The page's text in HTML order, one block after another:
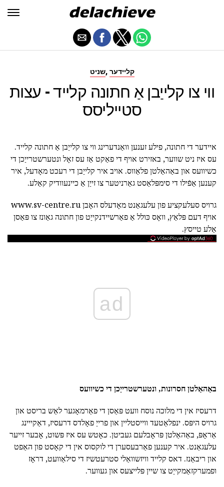
שניט, קליידער
ווי צו קלייַבן אַ חתונה קלייד - עצות
סטייליסס
איידער די חתונה, פילע זענען וואַנדערינג ווי צו קלייַבן אַ חתונה קלייד.
עס איז ניט שווער, באזירט אויף די פאַקט אַז עס זאָל ונטערשטרייַכן די
כשיוועס און באַהאַלטן פלאַווס. אויב איר קלייַבן די רעכט מאָדעל, איר
קענען אַפֿילו די סימפּלאַסט גאַרניטער צו זייַן אַ כיינעוודיק קאַלע.
גרויס סעלעקציע פון עלעגאַנט מאָדעלס האָבן www.sv-centre.ru
אויף דעם פּלאַץ, וואָס כּולל אַ פאַרשיידנקייַט פון חתונה גאַונז צו פּאַסן
אַלע טייסץ.
ad
באַהאַלטן חסרונות, ונטערשטרייַכן די כשיוועס
דרעסיז אין די מלוכה נוסח וועט פּאַסן די פאַרמאָגער לאַש בריסט און
גרויס היפּס. ינפלאַטעד ווייסטליין און פרייַ פאָלדס דרעסיז, דאַקייינג
אַראָפּ, באַהאַלטן פּראָבלעם געביטן. כאָטש עס איז פּשוט, אָבער זייער
עלעגאַנט. איר קענען פאַרבעסערן די לוקסוס אין די קאָסט פון האַפט
און ריבאַנז. דאס קלייד וויזשוואַלי סטרעטשיז די סילאַוועט, דראָז
ופמערקזאַמקייַט צו שיין פּלייצעס און געווער.